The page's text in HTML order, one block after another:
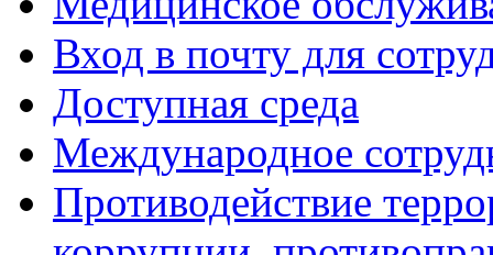
Вход в почту для
Доступная среда
Международное
Противодействие